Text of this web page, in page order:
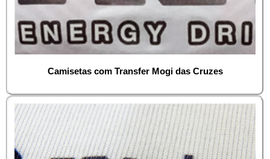
Camisetas com Transfer Mogi das Cruzes